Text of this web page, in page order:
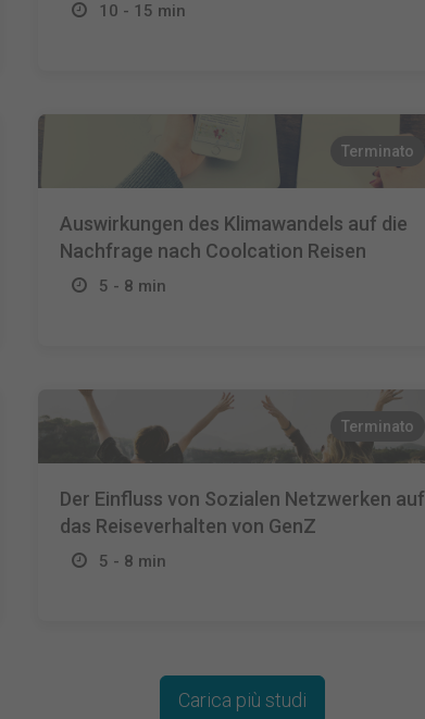
10 - 15 min
Terminato
Auswirkungen des Klimawandels auf die
Nachfrage nach Coolcation Reisen
5 - 8 min
Terminato
Der Einfluss von Sozialen Netzwerken auf
das Reiseverhalten von GenZ
5 - 8 min
Carica più studi